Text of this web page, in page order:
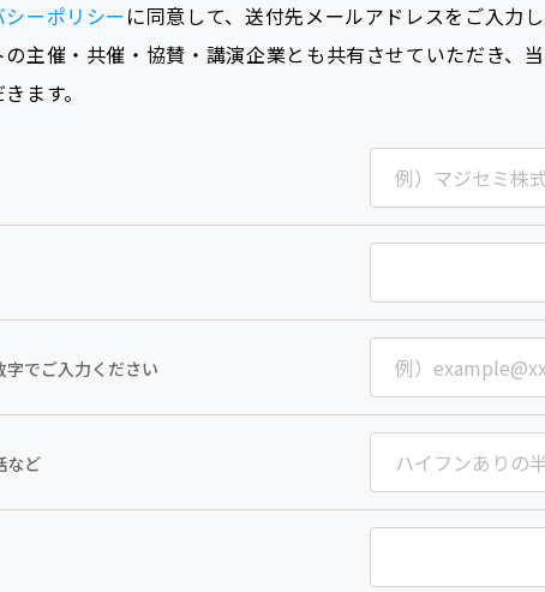
ーポリシー に同意して、送付先メールアドレスをご入力し
主催・共催・協賛・講演企業とも共有させていただき、
ます。
字でご入力ください
など